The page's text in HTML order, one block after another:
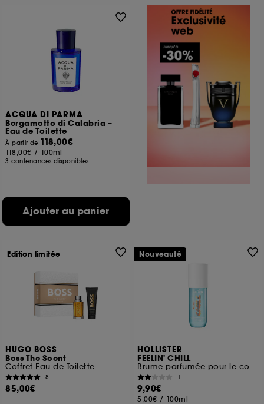
ACQUA DI PARMA
Bergamotto di Calabria –
Eau de Toilette
À partir de 118,00€
118,00€ / 100ml
3 contenances disponibles
Ajouter au panier
HUGO BOSS
Boss The Scent
Coffret Eau de Toilette
8
85,00€
Edition limitée
HOLLISTER
FEELIN' CHILL
Brume parfumée pour le corps et les cheveux
1
9,90€
5,00€ / 100ml
Nouveauté